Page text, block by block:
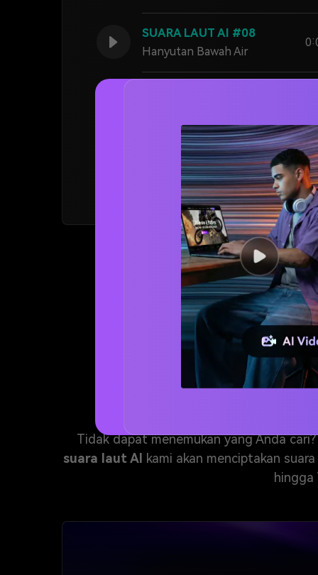
SUARA LAUT AI #08
Hanyutan Bawah Air
SUARA LAUT AI #10
Alas Sinematik
Cara
Tidak dapat menemukan yang Anda
suara laut AI kami akan menciptakan
hingga